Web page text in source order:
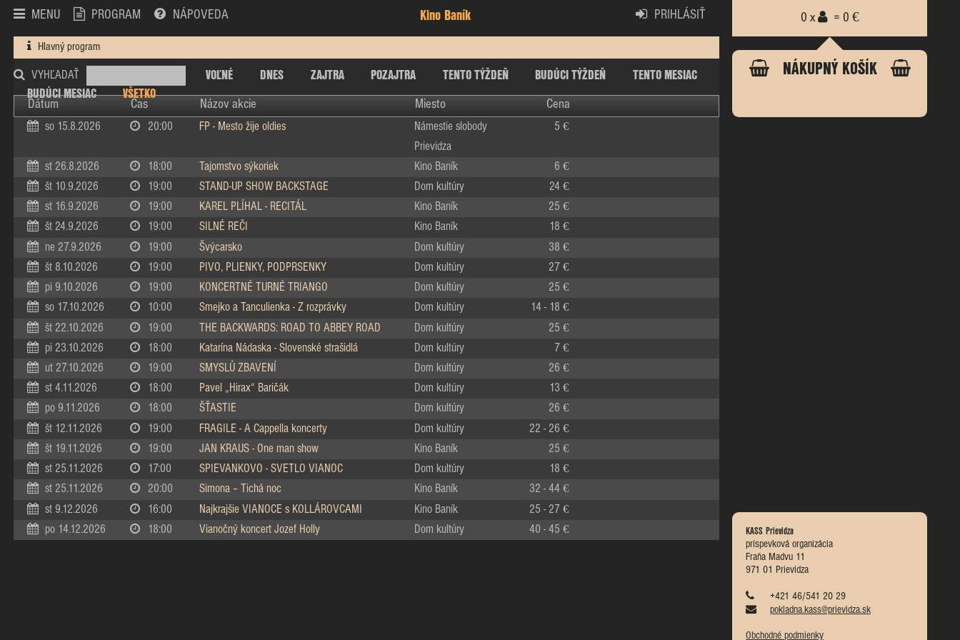
MENU PROGRAM NÁPOVEDA Kino Baník PRIHLÁSIŤ
Hlavný program
VYHĽADAŤ VOĽNÉ DNES ZAJTRA POZAJTRA TENTO TÝŽDEŇ BUDÚCI TÝŽDEŇ
TENTO MESIAC
BUDÚCI MESIAC
VŠETKO
Dátum Čas Názov akcie Miesto Cena
0 x = 0 €
NÁKUPNÝ KOŠÍK
KASS Prievidza
príspevková organizácia
Fraňa Madvu 11
971 01 Prievidza
+421 46/541 20 29
pokladna.kass@prievidza.sk
Obchodné podmienky
so 15.8.2026 20:00 FP - Mesto žije oldies
Námestie slobody
Prievidza
5 €
st 26.8.2026 18:00 Tajomstvo sýkoriek Kino Baník 6 €
št 10.9.2026 19:00 STAND-UP SHOW BACKSTAGE Dom kultúry 24 €
st 16.9.2026 19:00 KAREL PLÍHAL - RECITÁL Kino Baník 25 €
št 24.9.2026 19:00 SILNÉ REČI Kino Baník 18 €
ne 27.9.2026 19:00 Švýcarsko Dom kultúry 38 €
št 8.10.2026 19:00 PIVO, PLIENKY, PODPRSENKY Dom kultúry 27 €
pi 9.10.2026 19:00 KONCERTNÉ TURNÉ TRIANGO Dom kultúry 25 €
so 17.10.2026 10:00 Smejko a Tanculienka - Z rozprávky Dom kultúry 14 - 18 €
št 22.10.2026 19:00 THE BACKWARDS: ROAD TO ABBEY ROAD Dom kultúry 25 €
pi 23.10.2026 18:00 Katarína Nádaska - Slovenské strašidlá Dom kultúry 7 €
ut 27.10.2026 19:00 SMYSLŮ ZBAVENÍ Dom kultúry 26 €
st 4.11.2026 18:00 Pavel „Hirax“ Baričák Dom kultúry 13 €
po 9.11.2026 18:00 ŠŤASTIE Dom kultúry 26 €
št 12.11.2026 19:00 FRAGILE - A Cappella koncerty Dom kultúry 22 - 26 €
št 19.11.2026 19:00 JAN KRAUS - One man show Kino Baník 25 €
st 25.11.2026 17:00 SPIEVANKOVO - SVETLO VIANOC Dom kultúry 18 €
st 25.11.2026 20:00 Simona – Tichá noc Kino Baník 32 - 44 €
st 9.12.2026 16:00 Najkrajšie VIANOCE s KOLLÁROVCAMI Kino Baník 25 - 27 €
po 14.12.2026 18:00 Vianočný koncert Jozef Holly Dom kultúry 40 - 45 €